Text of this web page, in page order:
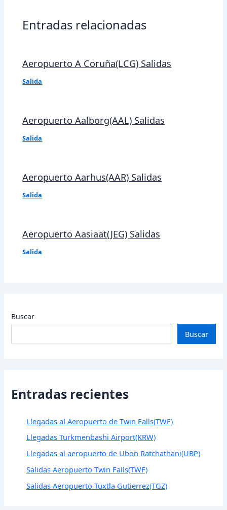
Entradas relacionadas
Aeropuerto A Coruña(LCG) Salidas
Salida
Aeropuerto Aalborg(AAL) Salidas
Salida
Aeropuerto Aarhus(AAR) Salidas
Salida
Aeropuerto Aasiaat(JEG) Salidas
Salida
Buscar
Buscar
Entradas recientes
Llegadas al Aeropuerto de Twin Falls(TWF)
Llegadas Turkmenbashi Airport(KRW)
Llegadas al aeropuerto de Ubon Ratchathani(UBP)
Salidas Aeropuerto Twin Falls(TWF)
Salidas Aeropuerto Tuxtla Gutierrez(TGZ)